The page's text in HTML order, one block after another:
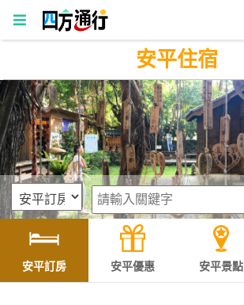
四
方
通
行
訂
房
灣
訂
房
安平住宿
安平訂房 安平優惠 安平景點